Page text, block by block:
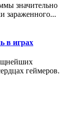
значительно
зараженного...
в играх
геймеров.